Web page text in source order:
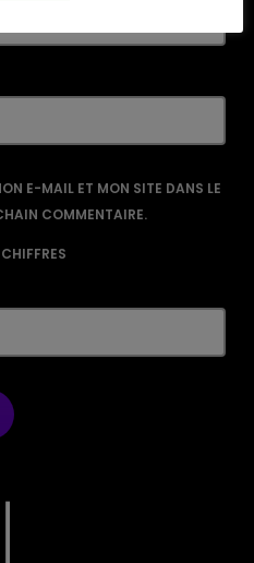
E-MAIL ET MON SITE DANS LE
COMMENTAIRE.